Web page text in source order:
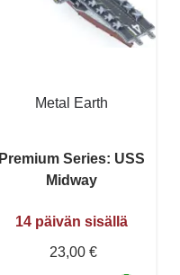
Metal Earth
Premium Series: USS
Midway
14 päivän sisällä
23,00 €